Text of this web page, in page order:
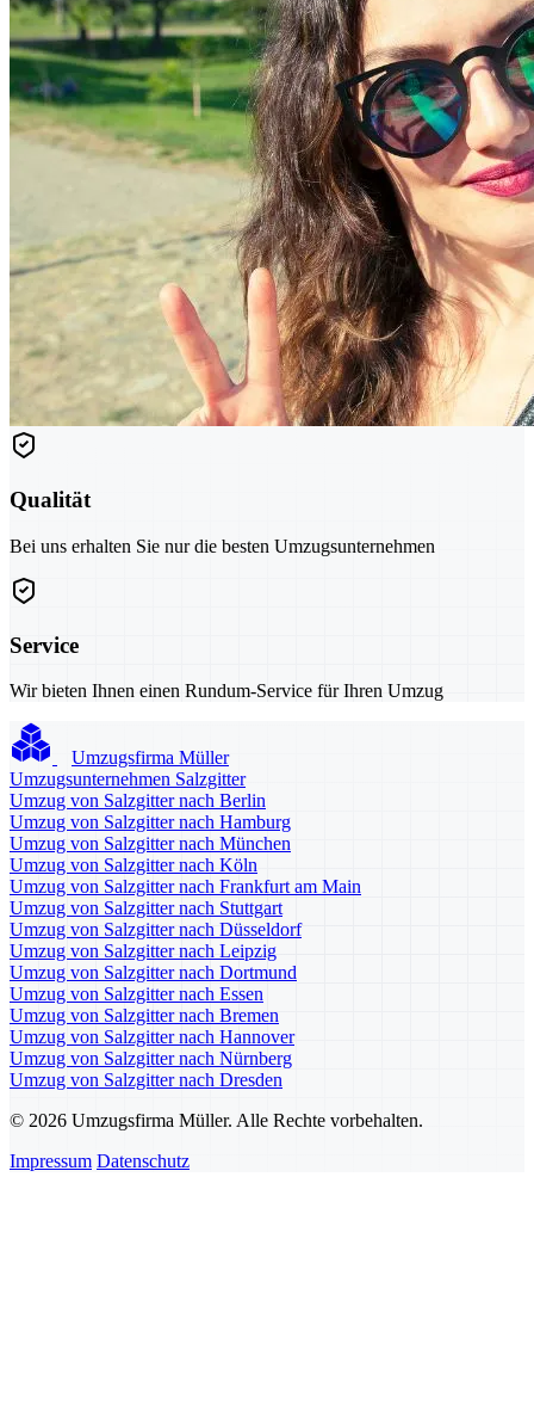
Qualität
Bei uns erhalten Sie nur die besten Umzugsunternehmen
Service
Wir bieten Ihnen einen Rundum-Service für Ihren Umzug
Umzugsfirma Müller
Umzugsunternehmen Salzgitter
Umzug von Salzgitter nach Berlin
Umzug von Salzgitter nach Hamburg
Umzug von Salzgitter nach München
Umzug von Salzgitter nach Köln
Umzug von Salzgitter nach Frankfurt am Main
Umzug von Salzgitter nach Stuttgart
Umzug von Salzgitter nach Düsseldorf
Umzug von Salzgitter nach Leipzig
Umzug von Salzgitter nach Dortmund
Umzug von Salzgitter nach Essen
Umzug von Salzgitter nach Bremen
Umzug von Salzgitter nach Hannover
Umzug von Salzgitter nach Nürnberg
Umzug von Salzgitter nach Dresden
© 2026 Umzugsfirma Müller. Alle Rechte vorbehalten.
Impressum Datenschutz